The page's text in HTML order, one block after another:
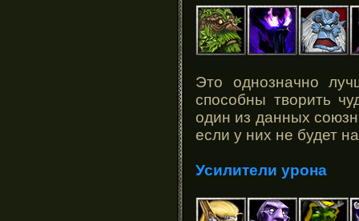
Это однозначно
способны творить
один из данных
если у них не будет
Усилители урона